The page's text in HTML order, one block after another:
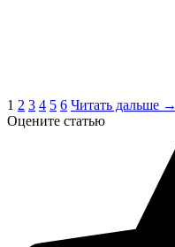
1 2 3 4 5 6 Читать дальше →
Оцените статью